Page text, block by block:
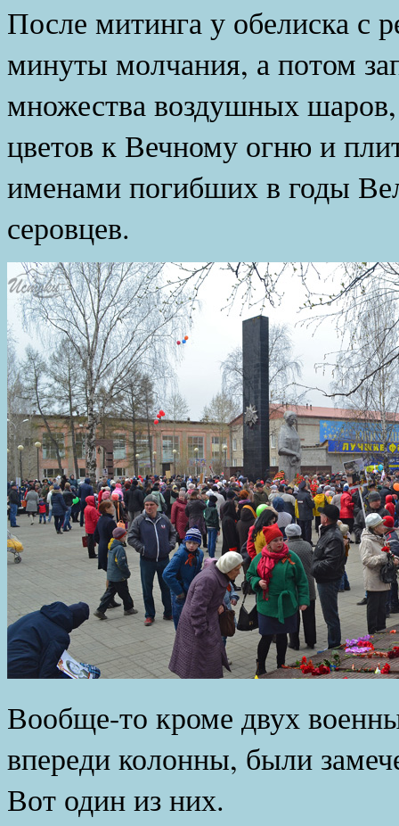
После митинга у обелиска с
минуты молчания, а потом
множества воздушных шаров,
цветов к Вечному огню и
именами погибших в годы
серовцев.
Вообще-то кроме двух
впереди колонны, были
Вот один из них.